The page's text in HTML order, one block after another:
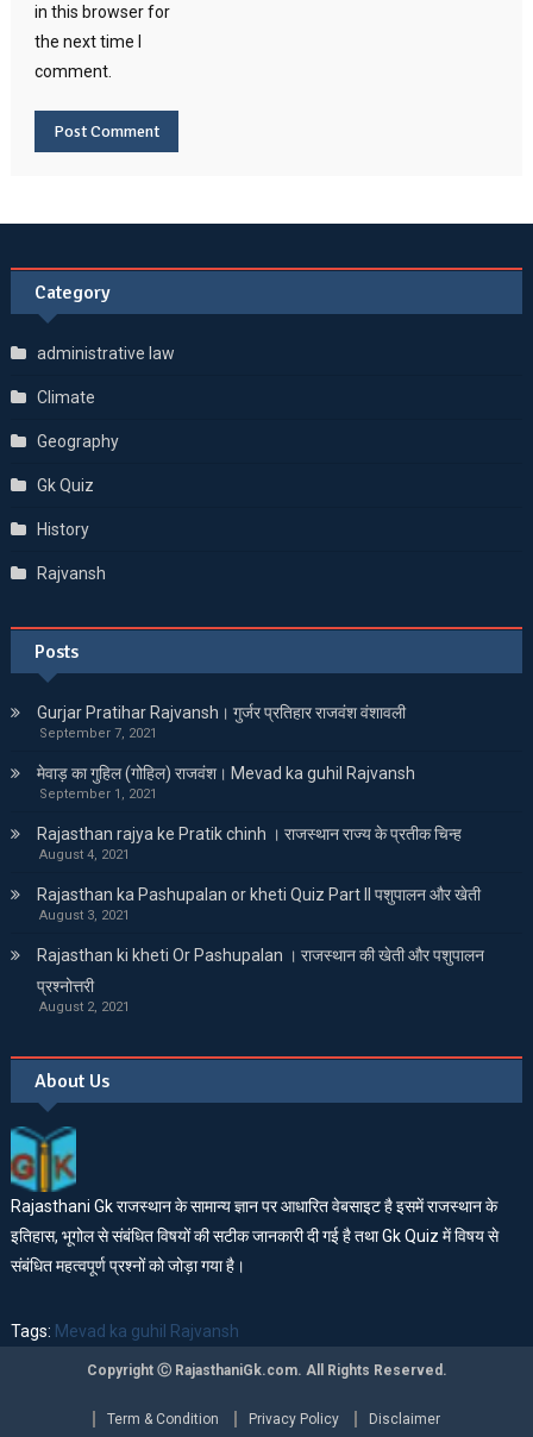
in this browser for
the next time I
comment.
Category
administrative law
Climate
Geography
Gk Quiz
History
Rajvansh
Posts
Gurjar Pratihar Rajvansh। गुर्जर प्रतिहार राजवंश वंशावली
September 7, 2021
मेवाड़ का गुहिल (गोहिल) राजवंश। Mevad ka guhil Rajvansh
September 1, 2021
Rajasthan rajya ke Pratik chinh । राजस्थान राज्य के प्रतीक चिन्ह
August 4, 2021
Rajasthan ka Pashupalan or kheti Quiz Part II पशुपालन और खेती
August 3, 2021
Rajasthan ki kheti Or Pashupalan । राजस्थान की खेती और पशुपालन
प्रश्नोत्तरी
August 2, 2021
About Us
Rajasthani Gk राजस्थान के सामान्य ज्ञान पर आधारित वेबसाइट है इसमें राजस्थान के
इतिहास, भूगोल से संबंधित विषयों की सटीक जानकारी दी गई है तथा Gk Quiz में विषय से
संबंधित महत्वपूर्ण प्रश्नों को जोड़ा गया है।
Tags: Mevad ka guhil Rajvansh
Copyright Ⓒ RajasthaniGk.com. All Rights Reserved.
Term & Condition Privacy Policy Disclaimer